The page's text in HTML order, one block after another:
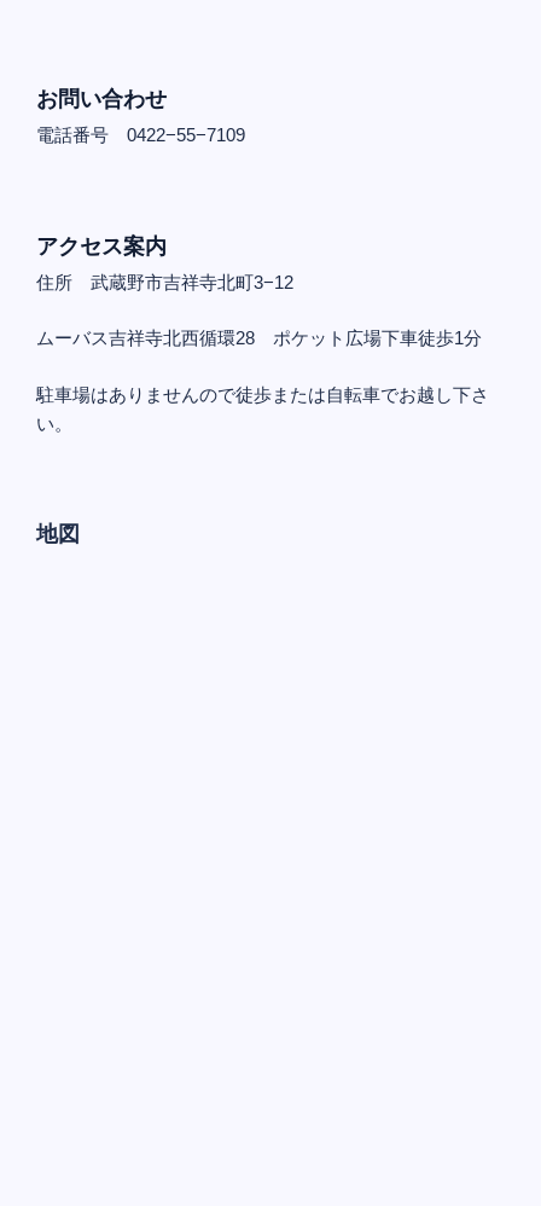
お問い合わせ
電話番号 0422−55−7109
アクセス案内
住所 武蔵野市吉祥寺北町3−12
ムーバス吉祥寺北西循環28 ポケット広場下車徒歩1分
駐車場はありませんので徒歩または自転車でお越し下さ
い。
地図